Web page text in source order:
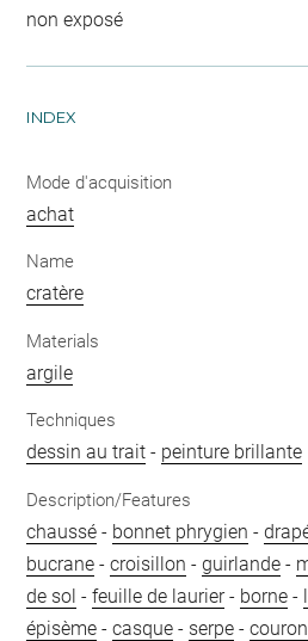
non exposé
INDEX
Mode d'acquisition
achat
Name
cratère
Materials
argile
Techniques
dessin au trait - peinture brillante
Description/Features
chaussé - bonnet phrygien -
bucrane -croisillon -guirlande -
de sol -feuille de laurier- borne -
épisème -casque - serpe -